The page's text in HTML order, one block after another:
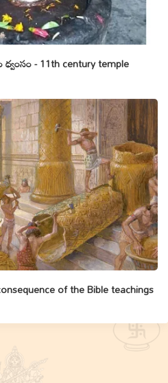
- 11th century temple
of the Bible teachings